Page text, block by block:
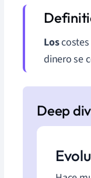
Loscostes
dinero se